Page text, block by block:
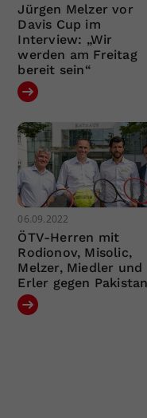
Jürgen Melzer vor
Davis Cup im
Interview: „Wir
werden am Freitag
bereit sein“
06.09.2022
ÖTV-Herren mit
Rodionov, Misolic,
Melzer, Miedler und
Erler gegen Pakistan